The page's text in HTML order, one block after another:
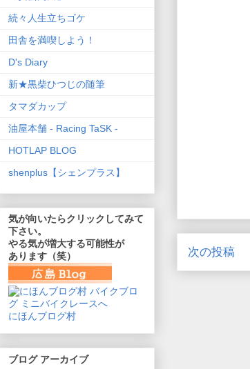
次の投稿
続々人生立ちゴケ
田舎を満喫しよう！
D's Diary
新★黒柴ひつじの随筆
タマダカップ
油屋本舗 - Racing TaSK -
HOTLAP BLOG
shenplus【シェンプラス】
気が向いたらクリックしてみて
下さい。
やる気が増大する可能性が
あります（笑）
にほんブログ村
ブログ アーカイブ